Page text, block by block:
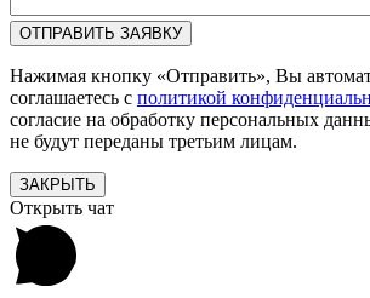
Нажимая кнопку «Отправить», Вы
соглашаетесь с политикой
согласие на обработку персональных
не будут переданы третьим лицам.
ЗАКРЫТЬ
Открыть чат